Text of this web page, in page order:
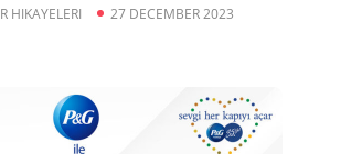
HIKAYELERI 27 DECEMBER 2023